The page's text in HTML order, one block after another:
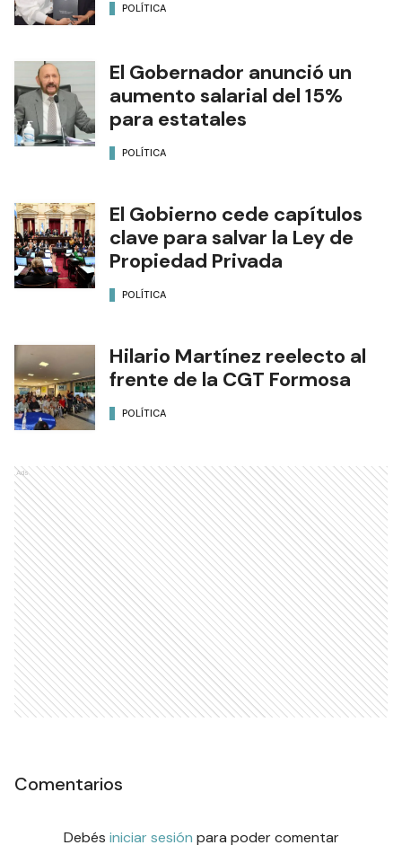
POLÍTICA
El Gobernador anunció un
aumento salarial del 15%
para estatales
POLÍTICA
El Gobierno cede capítulos
clave para salvar la Ley de
Propiedad Privada
POLÍTICA
Hilario Martínez reelecto al
frente de la CGT Formosa
POLÍTICA
Ads
Comentarios
Debés iniciar sesión para poder comentar